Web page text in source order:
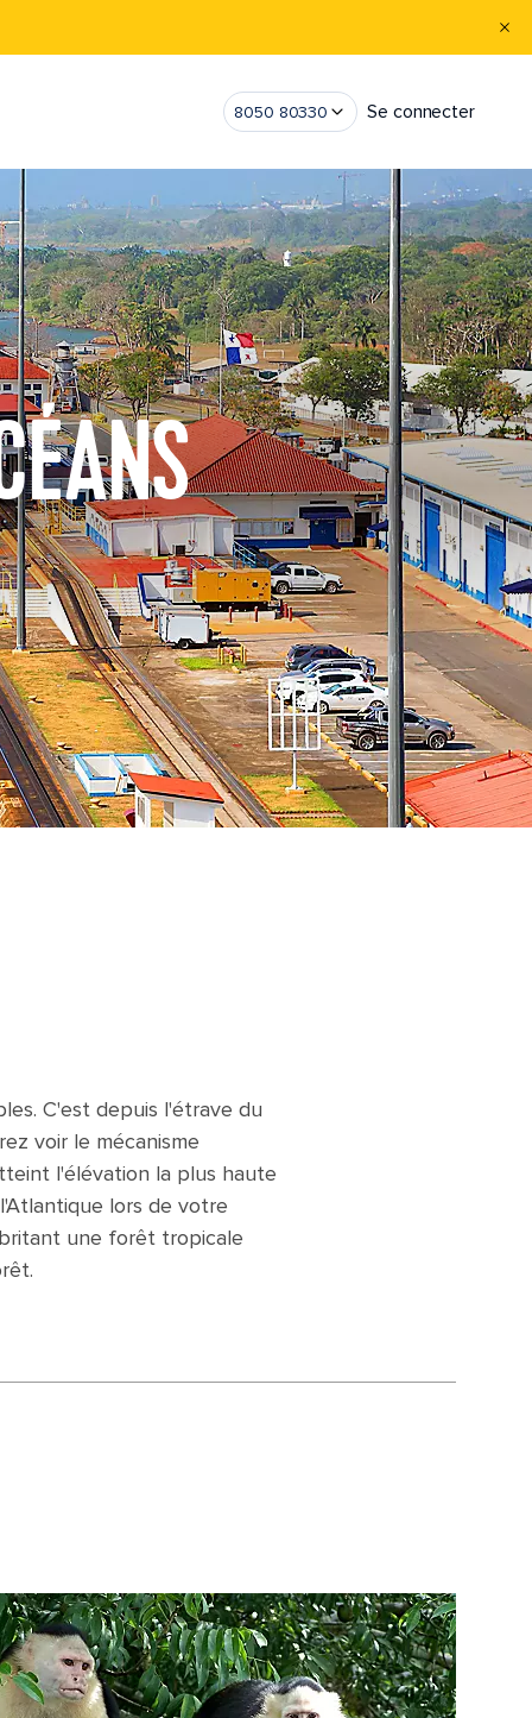
8050 80330 Se connecter
C'est depuis l'étrave du
voir le mécanisme
l'élévation la plus haute
lors de votre
une forêt tropicale